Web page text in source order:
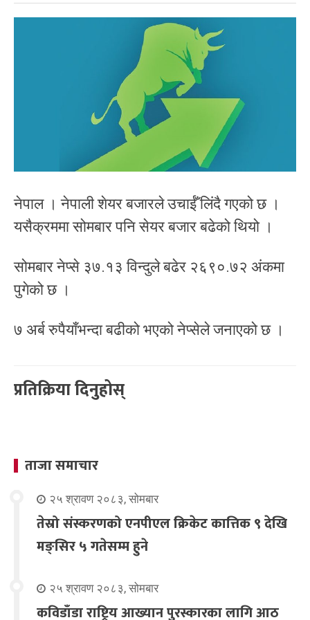
नेपाल । नेपाली शेयर बजारले उचाईँ लिंदै गएको छ ।
यसैक्रममा सोमबार पनि सेयर बजार बढेको थियो ।
सोमबार नेप्से ३७.१३ विन्दुले बढेर २६९०.७२ अंकमा
पुगेको छ ।
७ अर्ब रुपैयाँभन्दा बढीको भएको नेप्सेले जनाएको छ ।
प्रतिक्रिया दिनुहोस्
ताजा समाचार
२५ श्रावण २०८३, सोमबार
तेस्रो संस्करणको एनपीएल क्रिकेट कात्तिक ९ देखि
मङ्सिर ५ गतेसम्म हुने
२५ श्रावण २०८३, सोमबार
कविडाँडा राष्ट्रिय आख्यान पुरस्कारका लागि आठ